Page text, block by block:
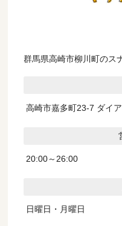
群馬県高崎市柳川町のス
高崎市嘉多町23-7 ダイ
20:00～26:00
日曜日・月曜日